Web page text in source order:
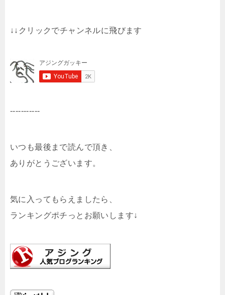
↓↓クリックでチャンネルに飛びます
-----------
いつも最後まで読んで頂き、
ありがとうございます。
気に入ってもらえましたら、
ランキングポチっとお願いします↓